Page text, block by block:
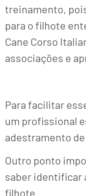
treinamento,
para o filhote
Cane Corso
associações e
Para facilitar
um profissional
adestramento de
Outro ponto
saber identificar
filhote.